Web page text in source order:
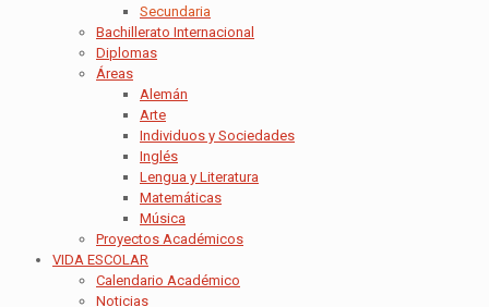
Secundaria
Bachillerato Internacional
Diplomas
Áreas
Alemán
Arte
Individuos y Sociedades
Inglés
Lengua y Literatura
Matemáticas
Música
Proyectos Académicos
VIDA ESCOLAR
Calendario Académico
Noticias